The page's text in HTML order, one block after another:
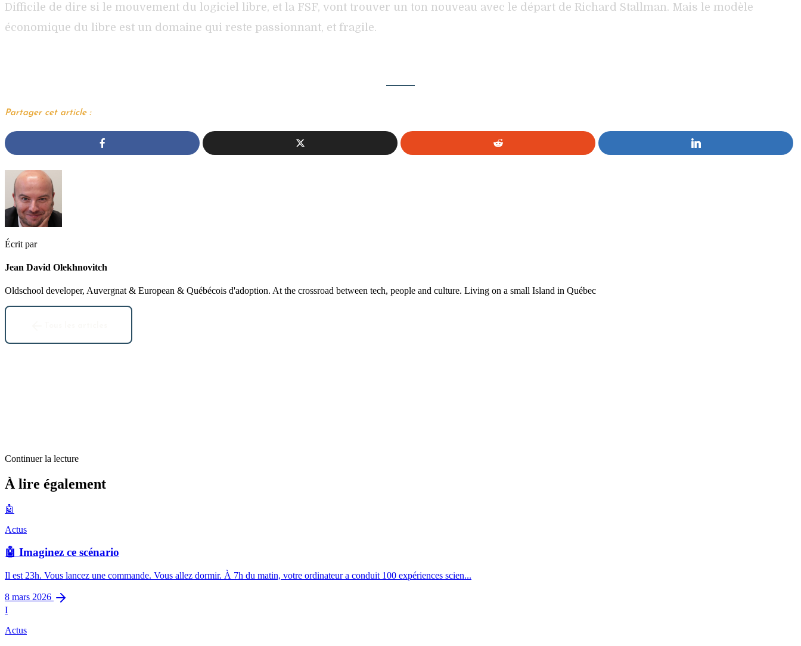
Difficile de dire si le mouvement du logiciel libre, et la FSF, vont trouver un ton nouveau avec le départ de Richard Stallman. Mais le modèle
économique du libre est un domaine qui reste passionnant, et fragile.
Partager cet article :
Écrit par
Jean David Olekhnovitch
Oldschool developer, Auvergnat & European & Québécois d'adoption. At the crossroad between tech, people and culture. Living on a small Island in Québec
Continuer la lecture
À lire également
🤖
Actus
🤖 Imaginez ce scénario
Il est 23h. Vous lancez une commande. Vous allez dormir. À 7h du matin, votre ordinateur a conduit 100 expériences scien...
8 mars 2026
I
Actus